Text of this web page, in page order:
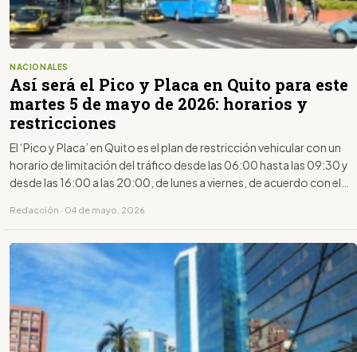
NACIONALES
Así será el Pico y Placa en Quito para este
martes 5 de mayo de 2026: horarios y
restricciones
El ‘Pico y Placa’ en Quito es el plan de restricción vehicular con un
horario de limitación del tráfico desde las 06:00 hasta las 09:30 y
desde las 16:00 a las 20:00, de lunes a viernes, de acuerdo con el
Redacción · 04 de mayo, 2026